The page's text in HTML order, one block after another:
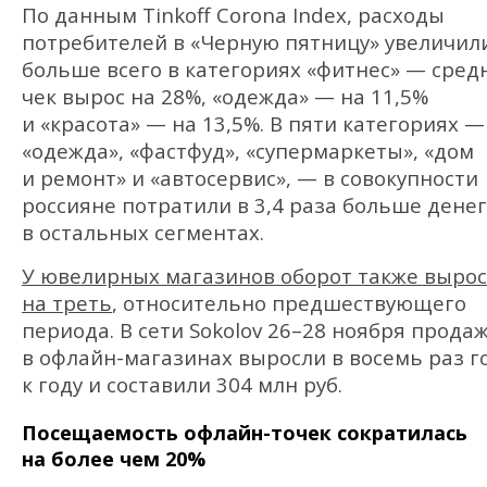
По данным Tinkoff Corona Index, расходы
потребителей в «Черную пятницу»
больше всего в категориях «фитнес» —
чек вырос на 28%, «одежда» — на 11,5%
и «красота» — на 13,5%. В пяти категориях —
«одежда», «фастфуд», «супермаркеты», «дом
и ремонт» и «автосервис», — в совокупности
россияне потратили в 3,4 раза больше
в остальных сегментах.
У ювелирных магазинов оборот также вырос
на треть, относительно предшествующего
периода. В сети Sokolov 26–28 ноября
в офлайн-магазинах выросли в восемь раз
к году и составили 304 млн руб.
Посещаемость офлайн-точек сократилась
на более чем 20%